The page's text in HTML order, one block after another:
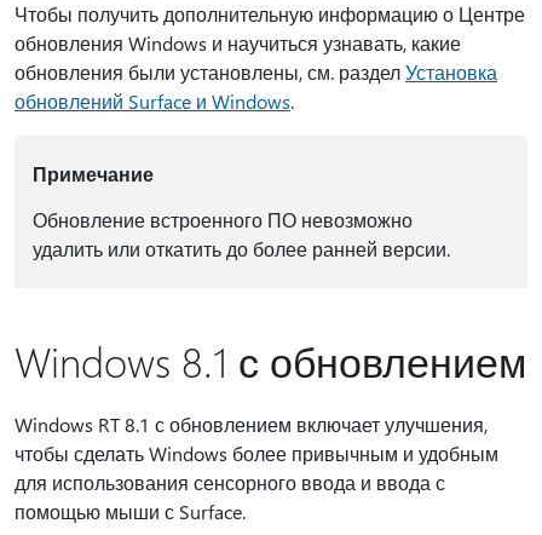
Чтобы получить дополнительную информацию о Центре
обновления Windows и научиться узнавать, какие
обновления были установлены, см. разделУстановка
обновлений Surface и Windows.
Примечание
Обновление встроенного ПО невозможно
удалить или откатить до более ранней версии.
Windows 8.1 с обновлением
Windows RT 8.1 с обновлением включает улучшения,
чтобы сделать Windows более привычным и удобным
для использования сенсорного ввода и ввода с
помощью мыши с Surface.